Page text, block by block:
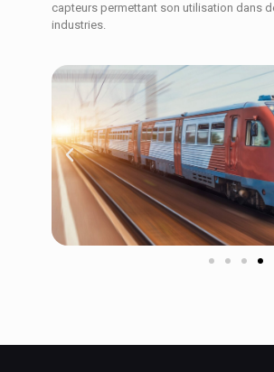
capteurs permettant son utilisation dans
industries.